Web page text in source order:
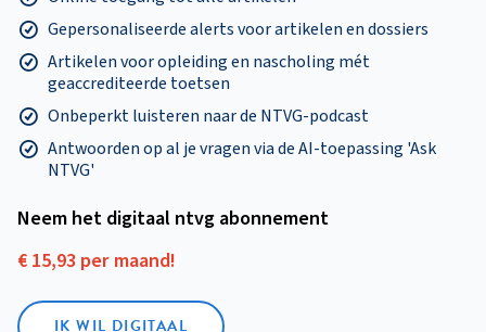
Gepersonaliseerde alerts voor artikelen en dossiers
Artikelen voor opleiding en nascholing mét
geaccrediteerde toetsen
Onbeperkt luisteren naar de NTVG-podcast
Antwoorden op al je vragen via de AI-toepassing 'Ask
NTVG'
Neem het digitaal ntvg abonnement
€ 15,93 per maand!
IK WIL DIGITAAL